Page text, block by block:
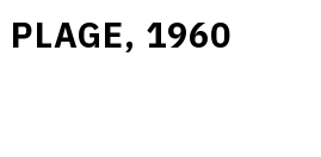
PLAGE, 1960